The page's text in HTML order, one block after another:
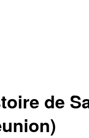
de